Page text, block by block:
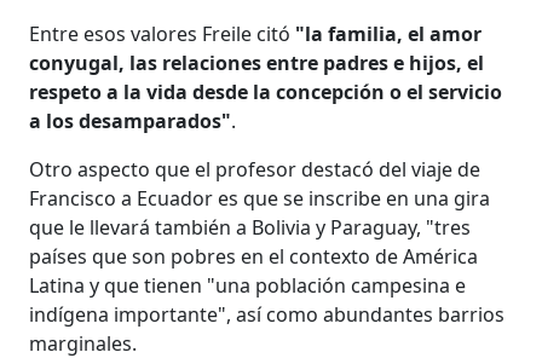
Entre esos valores Freile citó "la familia, el amor
conyugal, las relaciones entre padres e hijos, el
respeto a la vida desde la concepción o el servicio
a los desamparados".
Otro aspecto que el profesor destacó del viaje de
Francisco a Ecuador es que se inscribe en una gira
que le llevará también a Bolivia y Paraguay, "tres
países que son pobres en el contexto de América
Latina y que tienen "una población campesina e
indígena importante", así como abundantes barrios
marginales.